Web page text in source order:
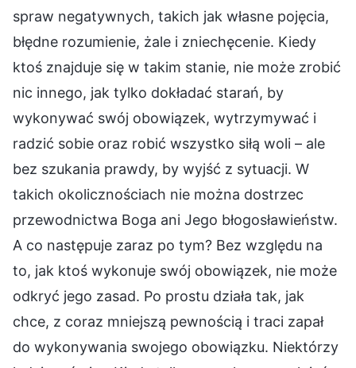
spraw negatywnych, takich jak własne pojęcia,
błędne rozumienie, żale i zniechęcenie. Kiedy
ktoś znajduje się w takim stanie, nie może zrobić
nic innego, jak tylko dokładać starań, by
wykonywać swój obowiązek, wytrzymywać i
radzić sobie oraz robić wszystko siłą woli – ale
bez szukania prawdy, by wyjść z sytuacji. W
takich okolicznościach nie można dostrzec
przewodnictwa Boga ani Jego błogosławieństw.
A co następuje zaraz po tym? Bez względu na
to, jak ktoś wykonuje swój obowiązek, nie może
odkryć jego zasad. Po prostu działa tak, jak
chce, z coraz mniejszą pewnością i traci zapał
do wykonywania swojego obowiązku. Niektórzy